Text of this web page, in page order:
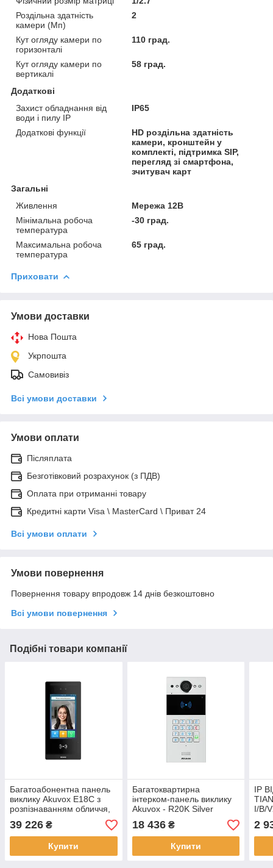
Роздільна здатність
камери (Мп)
2
Кут огляду камери по
горизонталі
110 град.
Кут огляду камери по
вертикалі
58 град.
Додаткові
Захист обладнання від
води і пилу IP
IP65
Додаткові функції
HD роздільна здатність
камери, кронштейн у
комплекті, підтримка SIP,
перегляд зі смартфона,
зчитувач карт
Загальні
Живлення
Мережа 12В
Мінімальна робоча
температура
-30 град.
Максимальна робоча
температура
65 град.
Приховати
Умови доставки
Нова Пошта
Укрпошта
Самовивіз
Всі умови доставки
Умови оплати
Післяплата
Безготівковий розрахунок (з ПДВ)
Оплата при отриманні товару
Кредитні карти Visa \ MasterCard \ Приват 24
Всі умови оплати
Умови повернення
Повернення товару впродовж 14 днів безкоштовно
Всі умови повернення
Подібні товари компанії
Багатоабонентна панель
виклику Akuvox E18C з
розпізнаванням обличчя,
NFC та Bluetooth
39 226 ₴
Купити
Багатоквартирна
інтерком-панель виклику
Akuvox - R20K Silver
18 436₴
Купити
IP
I/B/
2